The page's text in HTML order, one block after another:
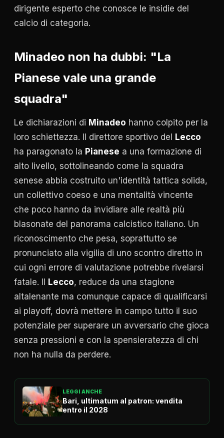
dirigente esperto che conosce le insidie del
calcio di categoria.
Minadeo non ha dubbi: "La
Pianese vale una grande
squadra"
Le dichiarazioni di Minadeo hanno colpito per la
loro schiettezza. Il direttore sportivo del
Lecco
ha paragonato la Pianese a una formazione di
alto livello, sottolineando come la squadra
senese abbia costruito un'identità tattica solida,
un collettivo coeso e una mentalità vincente
che poco hanno da invidiare alle realtà più
blasonate del panorama calcistico italiano. Un
riconoscimento che pesa, soprattutto se
pronunciato alla vigilia di uno scontro diretto in
cui ogni errore di valutazione potrebbe rivelarsi
fatale. Il
Lecco, reduce da una stagione
altalenante ma comunque capace di qualificarsi
ai playoff, dovrà mettere in campo tutto il suo
potenziale per superare un avversario che gioca
senza pressioni e con la spensieratezza di chi
non ha nulla da perdere.
LEGGI ANCHE
Bari, ultimatum al patron: vendita
entro il 2028